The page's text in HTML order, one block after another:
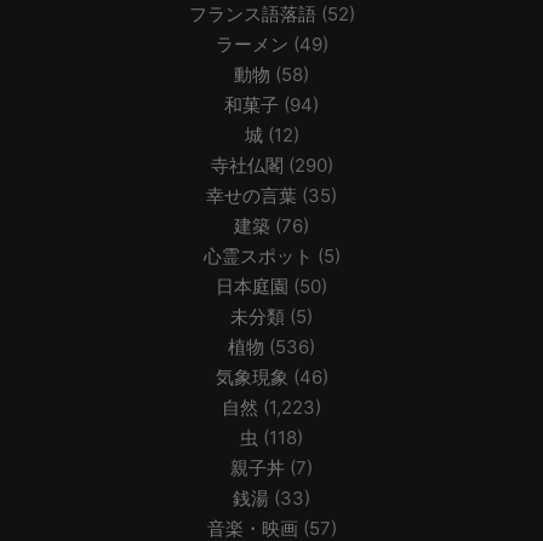
フランス語落語 (52)
ラーメン (49)
動物 (58)
和菓子 (94)
城(12)
寺社仏閣 (290)
幸せの言葉 (35)
建築 (76)
心霊スポット (5)
日本庭園 (50)
未分類 (5)
植物 (536)
気象現象 (46)
自然 (1,223)
虫 (118)
親子丼 (7)
銭湯 (33)
音楽・映画 (57)